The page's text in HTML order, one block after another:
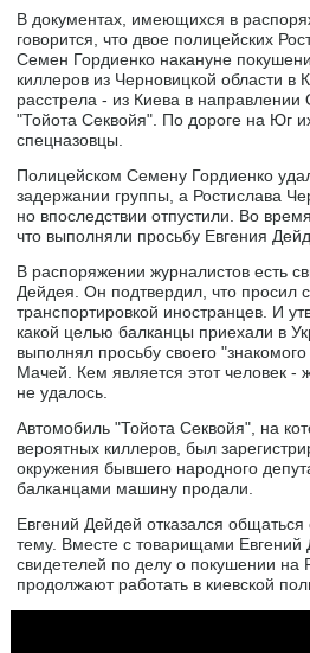
В документах, имеющихся в
говорится, что двое полицейских
Семен Гордиенко накануне
киллеров из Черновицкой области в
расстрела - из Киева в
"Тойота Секвойя". По дороге на Юг
спецназовцы.
Полицейском Семену Гордиенко
задержании группы, а Ростислава
но впоследствии отпустили. Во
что выполняли просьбу Евгения
В распоряжении журналистов есть
Дейдея. Он подтвердил, что просил
транспортировкой иностранцев. И
какой целью балканцы приехали в
выполнял просьбу своего
Мачей. Кем является этот человек -
не удалось.
Автомобиль "Тойота Секвойя", на
вероятных киллеров, был
окружения бывшего народного
балканцами машину продали.
Евгений Дейдей отказался
тему. Вместе с товарищами Евгений
свидетелей по делу о покушении на
продолжают работать в киевской